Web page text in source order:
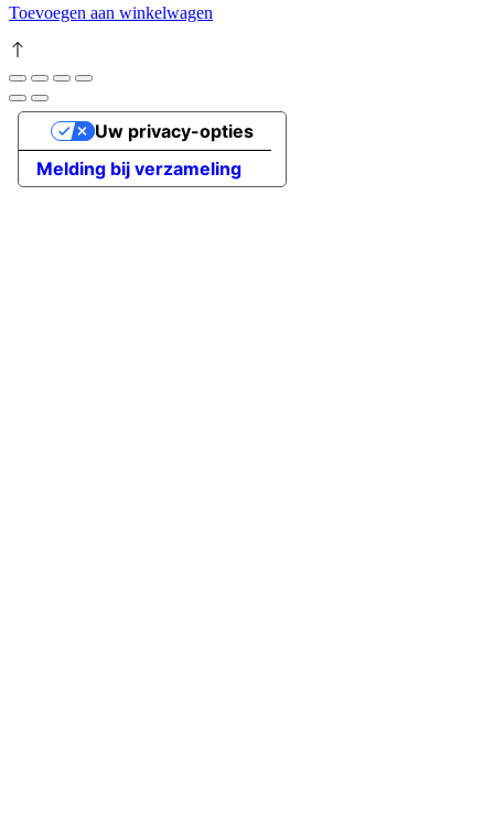
Toevoegen aan winkelwagen
Melding bij verzameling
Uw privacy-opties